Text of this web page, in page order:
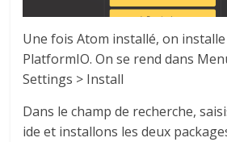
Une fois Atom installé, on
PlatformIO. On se rend dans
Settings > Install
Dans le champ de recherche,
ide et installons les deux